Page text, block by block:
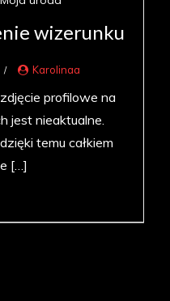
wizerunku
Karolinaa
profilowe na
jest nieaktualne.
temu całkiem
[…]